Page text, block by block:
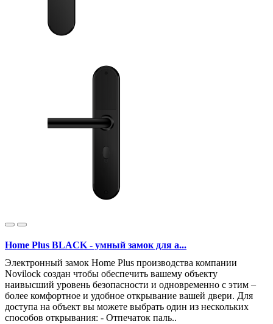
Home Plus BLACK - умный замок для а...
Электронный замок Home Plus производства компании
Novilock создан чтобы обеспечить вашему объекту
наивысший уровень безопасности и одновременно с этим –
более комфортное и удобное открывание вашей двери. Для
доступа на объект вы можете выбрать один из нескольких
способов открывания: - Отпечаток паль..